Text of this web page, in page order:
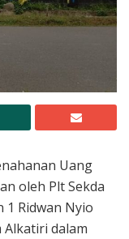
Uang
oleh Plt Sekda
1 Ridwan Nyio
Alkatiri dalam